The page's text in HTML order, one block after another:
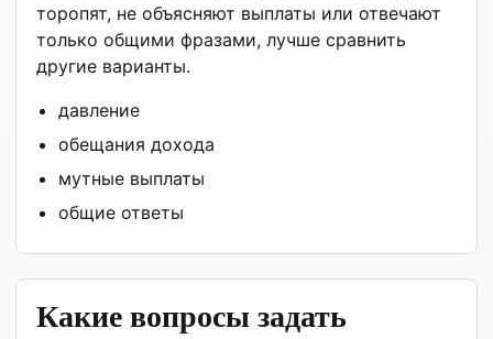
торопят, не объясняют выплаты или отвечают
только общими фразами, лучше сравнить
другие варианты.
давление
обещания дохода
мутные выплаты
общие ответы
Какие вопросы задать